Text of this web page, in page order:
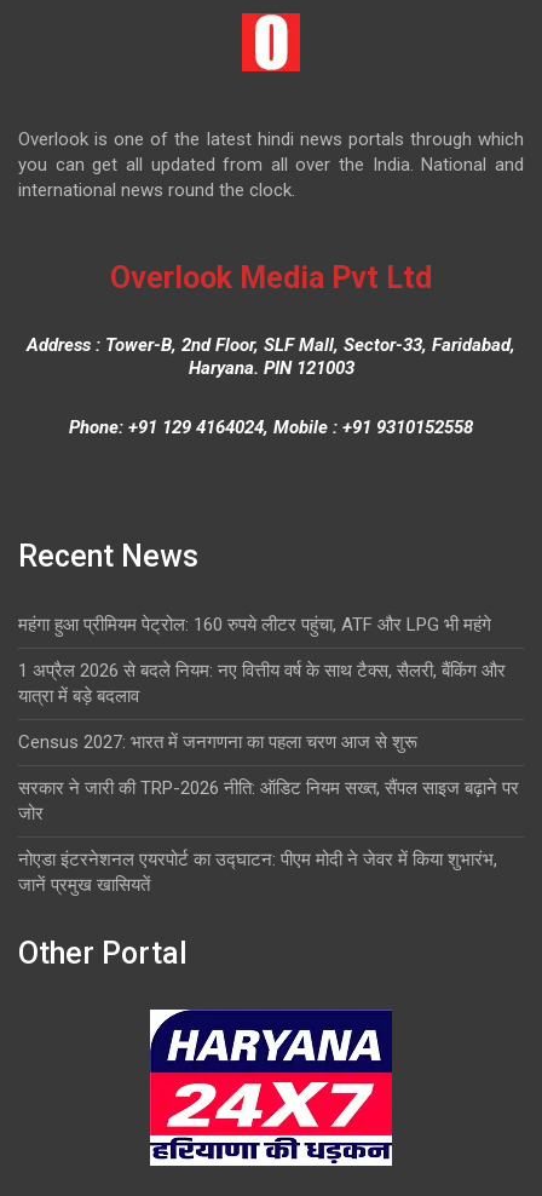
Overlook is one of the latest hindi news portals through which
you can get all updated from all over the India. National and
international news round the clock.
Overlook Media Pvt Ltd
Address : Tower-B, 2nd Floor, SLF Mall, Sector-33, Faridabad,
Haryana. PIN 121003
Phone: +91 129 4164024, Mobile : +91 9310152558
Recent News
महंगा हुआ प्रीमियम पेट्रोल: 160 रुपये लीटर पहुंचा, ATF और LPG भी महंगे
1 अप्रैल 2026 से बदले नियम: नए वित्तीय वर्ष के साथ टैक्स, सैलरी, बैंकिंग और
यात्रा में बड़े बदलाव
Census 2027: भारत में जनगणना का पहला चरण आज से शुरू
सरकार ने जारी की TRP-2026 नीति: ऑडिट नियम सख्त, सैंपल साइज बढ़ाने पर
जोर
नोएडा इंटरनेशनल एयरपोर्ट का उद्घाटन: पीएम मोदी ने जेवर में किया शुभारंभ,
जानें प्रमुख खासियतें
Other Portal